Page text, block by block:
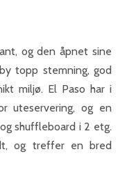
og den åpnet sine
topp stemning, god
miljø. El Paso har i
uteservering, og en
shuffleboard i 2 etg.
og treffer en bred